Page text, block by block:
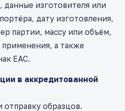
изготовителя или
дату изготовления,
партии, массу или объём,
а также
ЕАС.
в аккредитованной
отправку образцов.